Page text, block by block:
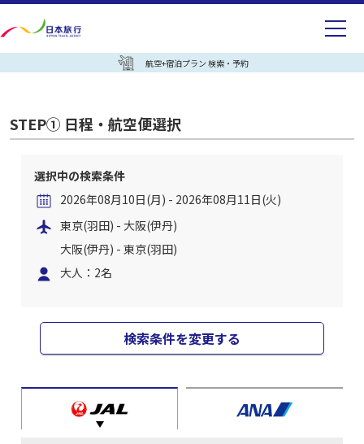
航空+宿泊プラン 検索・予約
STEP① 日程・航空便選択
選択中の検索条件
2026年08月10日(月) - 2026年08月11日(火)
東京(羽田) - 大阪(伊丹)
大阪(伊丹) - 東京(羽田)
大人：2名
検索条件を変更する